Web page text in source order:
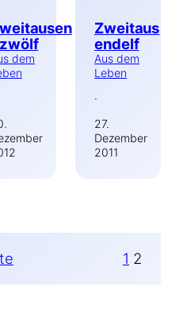
dem
Zweitaus
endelf
Aus dem
Leben
·
27.
Dezember
2011
1 2